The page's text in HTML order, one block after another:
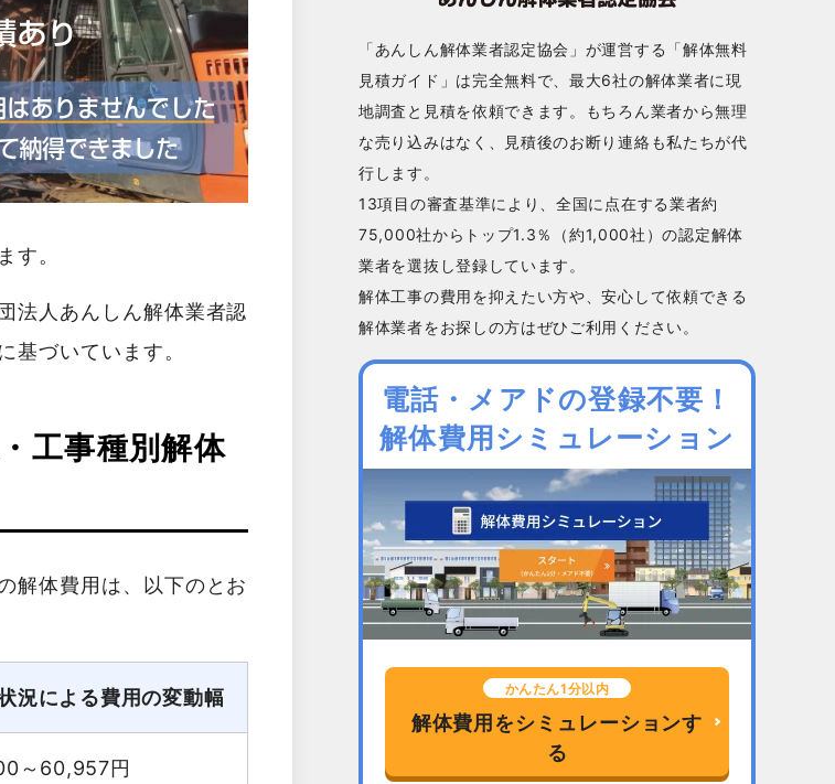
す。
法人あんしん解体業者認
基づいています。
工事種別解体
解体費用は、以下のとお
況による費用の変動幅
～60,957円
「あんしん解体業者認定協会」が運営する「解体無料
見積ガイド」は完全無料で、最大6社の解体業者に現
地調査と見積を依頼できます。もちろん業者から無理
な売り込みはなく、見積後のお断り連絡も私たちが代
行します。
13項目の審査基準により、全国に点在する業者約
75,000社からトップ1.3％（約1,000社）の認定解体
業者を選抜し登録しています。
解体工事の費用を抑えたい方や、安心して依頼できる
解体業者をお探しの方はぜひご利用ください。
電話・メアドの登録不要！
解体費用シミュレーション
かんたん1分以内
解体費用をシミュレーションす
る